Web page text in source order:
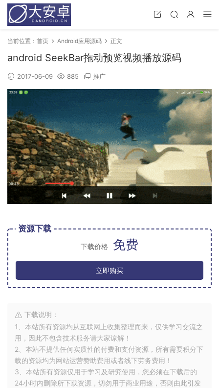
当前位置： 首页 Android应用源码 正文
android SeekBar拖动预览视频播放源码
2017-06-09 885 推广
资源下载
下载价格 免费
立即购买
下载说明：
1、本站所有资源均从互联网上收集整理而来，仅供学习交流之
用，因此不包含技术服务请大家谅解！
2、本站不提供任何实质性的付费和支付资源，所有需要积分下
载的资源均为网站运营赞助费用或者线下劳务费用！
3、本站所有资源仅用于学习及研究使用，您必须在下载后的
24小时内删除所下载资源，切勿用于商业用途，否则由此引发